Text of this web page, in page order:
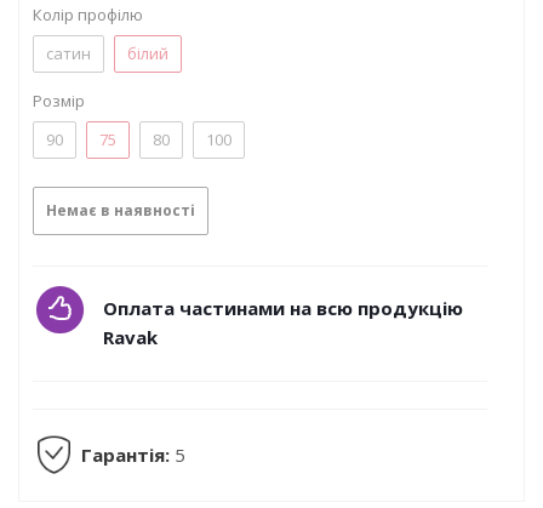
Колір профілю
сатин
білий
Розмір
90
75 80 100
Немає в наявності
Оплата частинами на всю продукцію
Ravak
Гарантія: 5